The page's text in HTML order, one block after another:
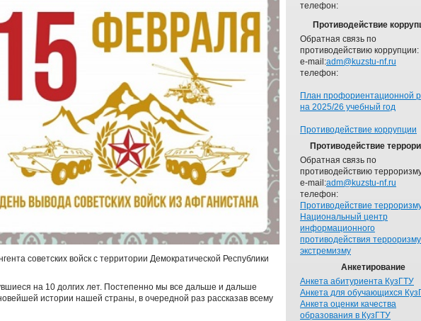
советских войск с территории Демократической Республики
на 10 долгих лет. Постепенно мы все дальше и дальше
истории нашей страны, в очередной раз рассказав всему
телефон:
Противодействие
Обратная связь по
противодействию коррупции:
e-mail:adm@kuzstu-nf.ru
телефон:
План профориентационной
на 2025/26 учебный год
Противодействие коррупции
Противодействие
Обратная связь по
противодействию
e-mail:adm@kuzstu-nf.ru
телефон:
Противодействие
Национальный центр
информационного
противодействия
экстремизму
Анкетирование
Анкета абитуриента КузГТУ
Анкета для обучающихся
Анкета оценки качества
образования в КузГТУ